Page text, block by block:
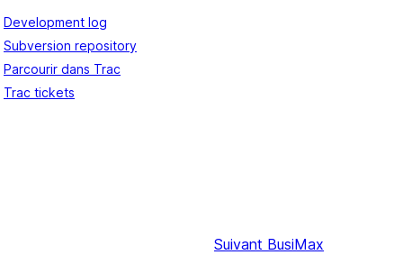
Development log
Subversion repository
Parcourir dans Trac
Trac tickets
Suivant BusiMax